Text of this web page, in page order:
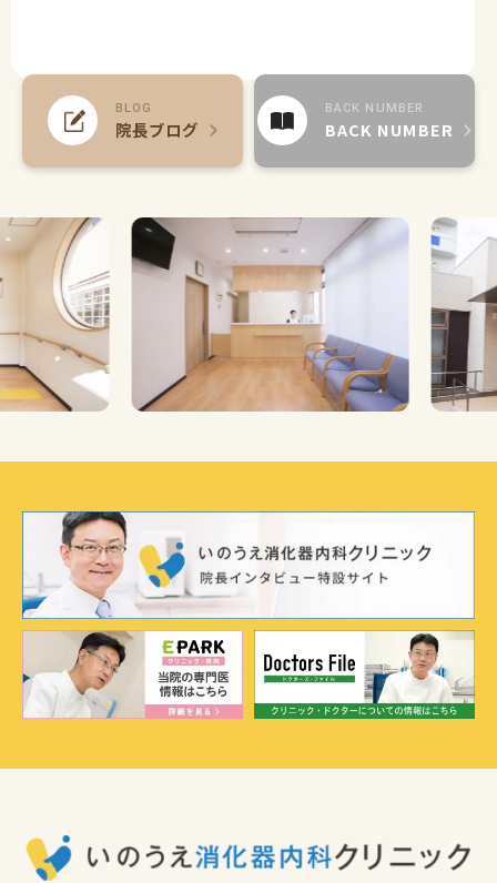
BLOG
院長ブログ
BACK NUMBER
BACK NUMBER
Previous Next